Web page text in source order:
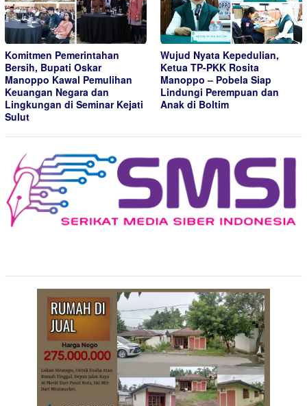
Komitmen Pemerintahan
Bersih, Bupati Oskar
Manoppo Kawal Pemulihan
Keuangan Negara dan
Lingkungan di Seminar Kejati
Sulut
Wujud Nyata Kepedulian,
Ketua TP-PKK Rosita
Manoppo – Pobela Siap
Lindungi Perempuan dan
Anak di Boltim